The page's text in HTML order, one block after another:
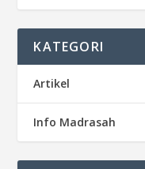
KATEGORI
Artikel
Info Madrasah